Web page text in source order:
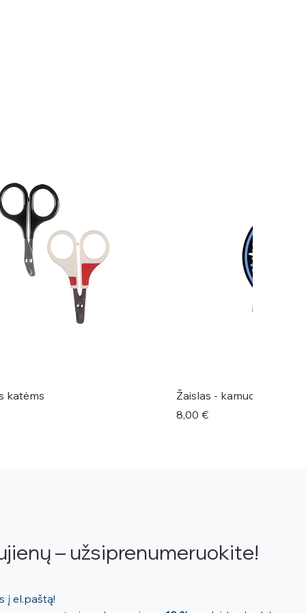
katėms
Žaislas - kamuoliukas
Kaina
8,00 €
– užsiprenumeruokite!